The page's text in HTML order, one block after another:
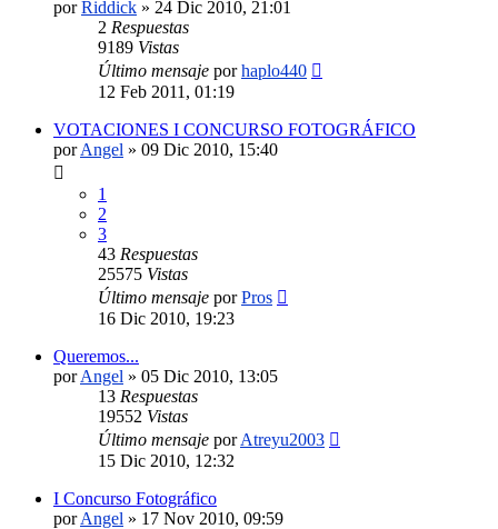
porRiddick » 24 Dic 2010, 21:01
2 Respuestas
9189 Vistas
Último mensaje porhaplo440
12 Feb 2011, 01:19
VOTACIONES I CONCURSO FOTOGRÁFICO
porAngel » 09 Dic 2010, 15:40
1
2
3
43 Respuestas
25575 Vistas
Último mensaje porPros
16 Dic 2010, 19:23
Queremos...
porAngel » 05 Dic 2010, 13:05
13 Respuestas
19552 Vistas
Último mensaje porAtreyu2003
15 Dic 2010, 12:32
I Concurso Fotográfico
porAngel » 17 Nov 2010, 09:59